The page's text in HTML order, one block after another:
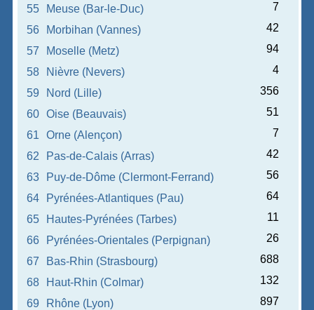
55
Meuse (Bar-le-Duc)
7
56
Morbihan (Vannes)
42
57
Moselle (Metz)
94
58
Nièvre (Nevers)
4
59
Nord (Lille)
356
60
Oise (Beauvais)
51
61
Orne (Alençon)
7
62
Pas-de-Calais (Arras)
42
63
Puy-de-Dôme (Clermont-Ferrand)
56
64
Pyrénées-Atlantiques (Pau)
64
65
Hautes-Pyrénées (Tarbes)
11
66
Pyrénées-Orientales (Perpignan)
26
67
Bas-Rhin (Strasbourg)
688
68
Haut-Rhin (Colmar)
132
69
Rhône (Lyon)
897